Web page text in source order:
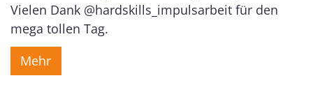
Vielen Dank @hardskills_impulsarbeit für den
mega tollen Tag.
Mehr